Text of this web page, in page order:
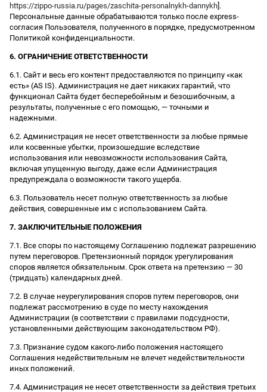
https://zippo-russia.ru/pages/zaschita-personalnykh-dannykh].
Персональные данные обрабатываются только после express-
согласия Пользователя, полученного в порядке, предусмотренном
Политикой конфиденциальности.
6. ОГРАНИЧЕНИЕ ОТВЕТСТВЕННОСТИ
6.1. Сайт и весь его контент предоставляются по принципу «как
есть» (AS IS). Администрация не дает никаких гарантий, что
функционал Сайта будет бесперебойным и безошибочным, а
результаты, полученные с его помощью, — точными и
надежными.
6.2. Администрация не несет ответственности за любые прямые
или косвенные убытки, произошедшие вследствие
использования или невозможности использования Сайта,
включая упущенную выгоду, даже если Администрация
предупреждала о возможности такого ущерба.
6.3. Пользователь несет полную ответственность за любые
действия, совершенные им с использованием Сайта.
7. ЗАКЛЮЧИТЕЛЬНЫЕ ПОЛОЖЕНИЯ
7.1. Все споры по настоящему Соглашению подлежат разрешению
путем переговоров. Претензионный порядок урегулирования
споров является обязательным. Срок ответа на претензию — 30
(тридцать) календарных дней.
7.2. В случае неурегулирования споров путем переговоров, они
подлежат рассмотрению в суде по месту нахождения
Администрации (в соответствии с правилами подсудности,
установленными действующим законодательством РФ).
7.3. Признание судом какого-либо положения настоящего
Соглашения недействительным не влечет недействительности
иных положений.
7.4. Администрация не несет ответственности за действия третьих